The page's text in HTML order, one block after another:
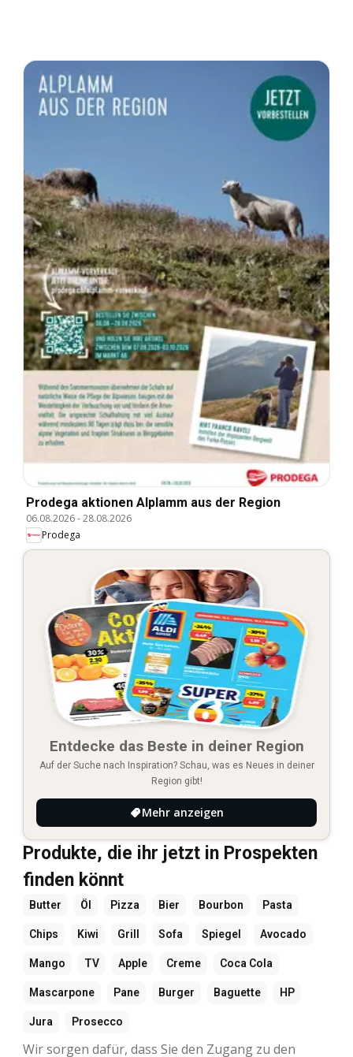
Prodega aktionen Alplamm aus der Region
06.08.2026-28.08.2026
Prodega
Entdecke das Beste in deiner Region
Auf der Suche nach Inspiration? Schau, was es Neues in deiner
Region gibt!
Mehr anzeigen
Produkte, die ihr jetzt in Prospekten
finden könnt
Butter Öl Pizza Bier Bourbon Pasta
Chips Kiwi Grill Sofa Spiegel Avocado
Mango TV Apple Creme Coca Cola
Mascarpone Pane Burger Baguette HP
Jura Prosecco
Wir sorgen dafür, dass Sie den Zugang zu den